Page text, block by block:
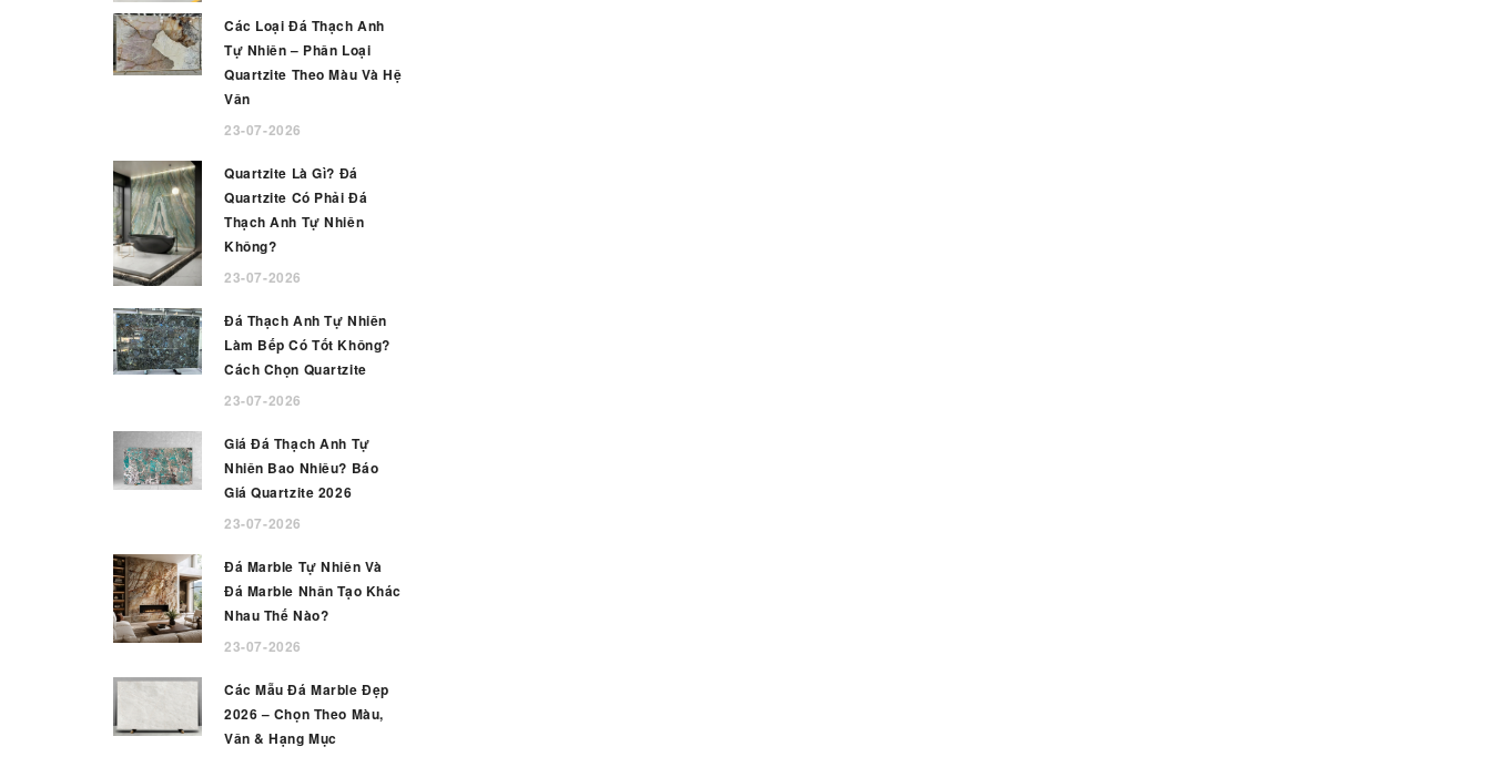
Các Loại Đá Thạch Anh
Tự Nhiên – Phân Loại
Quartzite Theo Màu Và Hệ
Vân
23-07-2026
Quartzite Là Gì? Đá
Quartzite Có Phải Đá
Thạch Anh Tự Nhiên
Không?
23-07-2026
Đá Thạch Anh Tự Nhiên
Làm Bếp Có Tốt Không?
Cách Chọn Quartzite
23-07-2026
Giá Đá Thạch Anh Tự
Nhiên Bao Nhiêu? Báo
Giá Quartzite 2026
23-07-2026
Đá Marble Tự Nhiên Và
Đá Marble Nhân Tạo Khác
Nhau Thế Nào?
23-07-2026
Các Mẫu Đá Marble Đẹp
2026 – Chọn Theo Màu,
Vân & Hạng Mục